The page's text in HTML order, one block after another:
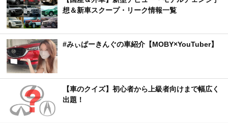
想＆新車スクープ・リーク情報一覧
#みぃぱーきんぐの車紹介【MOBY×YouTuber】
【車のクイズ】初心者から上級者向けまで幅広く
出題！